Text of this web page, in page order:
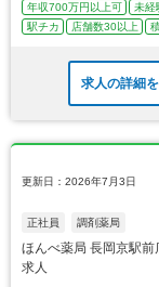
年収700万円以上可 未経
駅チカ
店舗数30以上
求人の詳細
更新日：2026年7月3日
正社員 調剤薬局
ほんべ薬局 長岡京駅
求人